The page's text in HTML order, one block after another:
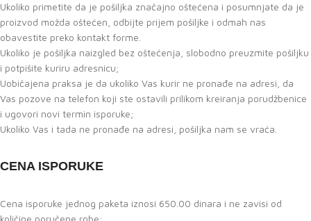
Ukoliko primetite da je pošiljka značajno oštećena i posumnjate da je
proizvod možda oštećen, odbijte prijem pošiljke i odmah nas
obavestite preko kontakt forme.
Ukoliko je pošiljka naizgled bez oštećenja, slobodno preuzmite pošiljku
i potpišite kuriru adresnicu;
Uobičajena praksa je da ukoliko Vas kurir ne pronađe na adresi, da
Vas pozove na telefon koji ste ostavili prilikom kreiranja porudžbenice
i ugovori novi termin isporuke;
Ukoliko Vas i tada ne pronađe na adresi, pošiljka nam se vraća.
CENA ISPORUKE
Cena isporuke jednog paketa iznosi 650.00 dinara i ne zavisi od